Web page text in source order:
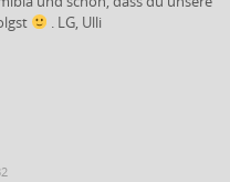
. LG, Ulli